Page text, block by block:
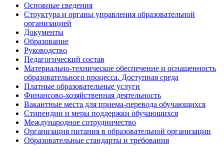
Основные сведения
Структура и органы управления образовательной
организацией
Документы
Образование
Руководство
Педагогический состав
Материально-техническое обеспечение и оснащенность
образовательного процесса. Доступная среда
Платные образовательные услуги
Финансово-хозяйственная деятельность
Вакантные места для приема-перевода обучающихся
Стипендии и меры поддержки обучающихся
Международное сотрудничество
Организация питания в образовательной организации
Образовательные стандарты и требования